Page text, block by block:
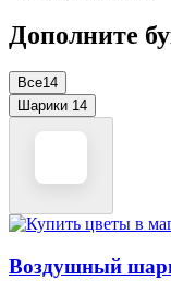
Дополните
Все14
Шарики 14
Воздушный